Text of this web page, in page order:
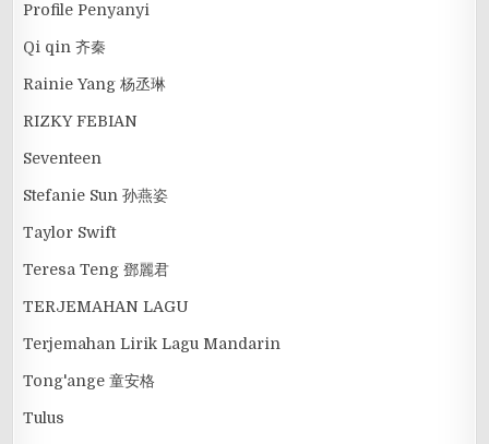
Profile Penyanyi
Qi qin 齐秦
Rainie Yang 杨丞琳
RIZKY FEBIAN
Seventeen
Stefanie Sun 孙燕姿
Taylor Swift
Teresa Teng 鄧麗君
TERJEMAHAN LAGU
Terjemahan Lirik Lagu Mandarin
Tong'ange 童安格
Tulus